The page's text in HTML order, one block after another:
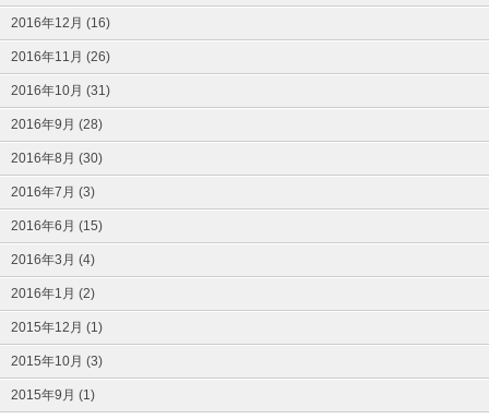
2016年12月 (16)
2016年11月 (26)
2016年10月 (31)
2016年9月 (28)
2016年8月 (30)
2016年7月 (3)
2016年6月 (15)
2016年3月 (4)
2016年1月 (2)
2015年12月 (1)
2015年10月 (3)
2015年9月 (1)